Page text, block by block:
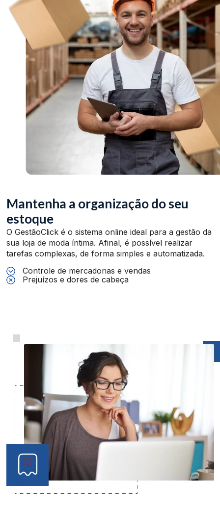
Mantenha a organização do seu
estoque
O GestãoClick é o sistema online ideal para a gestão da
sua loja de moda íntima. Afinal, é possível realizar
tarefas complexas, de forma simples e automatizada.
Controle de mercadorias e vendas
Prejuízos e dores de cabeça